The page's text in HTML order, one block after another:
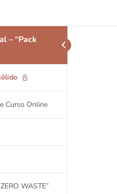
– “Pack
Curso Online
WASTE”